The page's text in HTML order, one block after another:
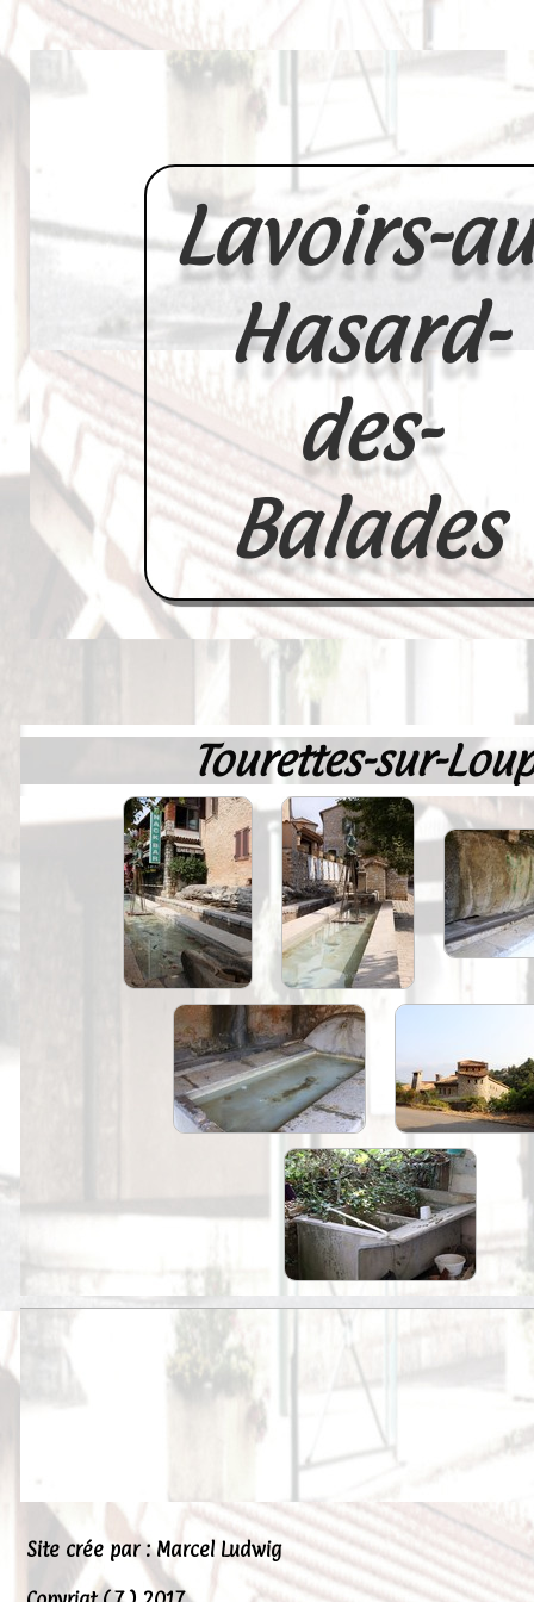
Lavoirs-
Hasard-
des-
Balades
France
Europe
Videos--Lavoirs
Un Peu d'Histoire
Outils-des-Lavandières
Cartes Postales-Anciennes et
Peintures
Tourettes-sur-
Site crée par : Marcel Ludwig